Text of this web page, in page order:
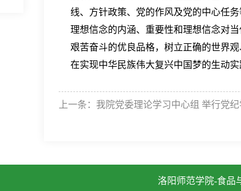
线、方针政策、党的作风及党的中心任
理想信念的内涵、重要性和理想信念对
艰苦奋斗的优良品格，树立正确的世界
在实现中华民族伟大复兴中国梦的生动实
上一条： 我院党委理论学习中心组 举行党
洛阳师范学院-食品